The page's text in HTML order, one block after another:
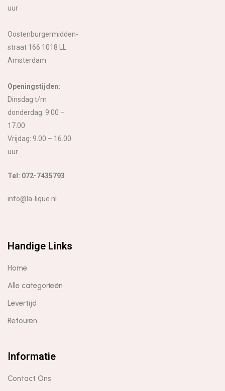
uur
Oostenburgermidden-
straat 166 1018 LL
Amsterdam
Openingstijden:
Dinsdag t/m
donderdag: 9.00 –
17.00
Vrijdag: 9.00 – 16.00
uur
Tel: 072-7435793
info@la-lique.nl
Handige Links
Home
Alle categorieën
Levertijd
Retouren
Informatie
Contact Ons